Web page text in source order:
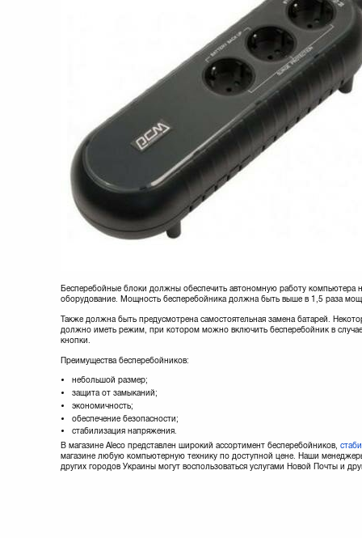
Бесперебойные блоки должны обеспечить автономную работу
оборудование. Мощность бесперебойника должна быть выше в 1,5 раза
Также должна быть предусмотрена самостоятельная замена батарей.
должно иметь режим, при котором можно включить бесперебойник в
кнопки.
Преимущества бесперебойников:
небольшой размер;
защита от замыканий;
экономичность;
обеспечение безопасности;
стабилизация напряжения.
В магазине Aleco представлен широкий ассортимент бесперебойников,
магазине любую компьютерную технику по доступной цене. Наши
других городов Украины могут воспользоваться услугами Новой Почты и